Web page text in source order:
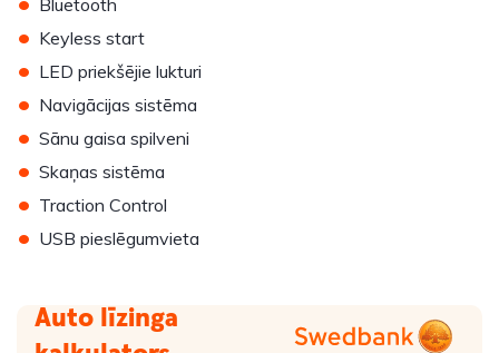
Bluetooth
• Keyless start
• LED priekšējie lukturi
• Navigācijas sistēma
• Sānu gaisa spilveni
• Skaņas sistēma
• Traction Control
• USB pieslēgumvieta